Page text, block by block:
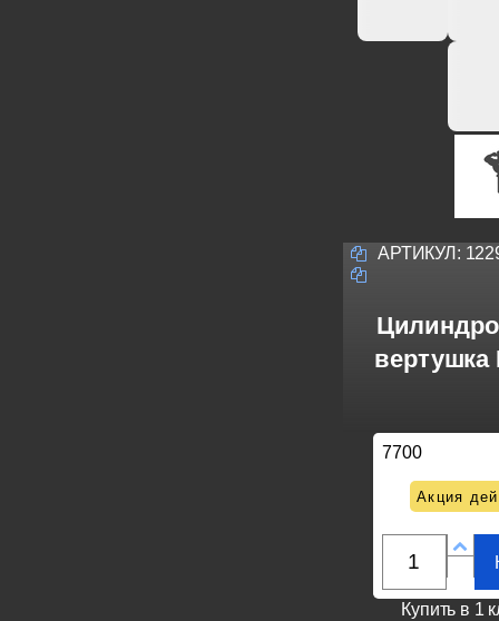
АРТИКУЛ:
вертушка
7700
Акция
Купить в 1